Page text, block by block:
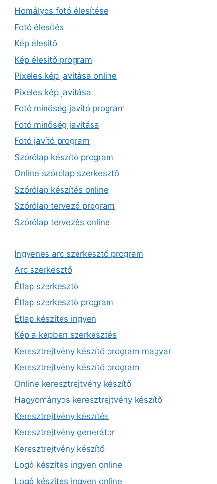
Homályos fotó élesítése
Fotó élesítés
Kép élesítő
Kép élesítő program
Pixeles kép javítása online
Pixeles kép javítása
Fotó minőség javító program
Fotó minőség javítása
Fotó javító program
Szórólap készítő program
Online szórólap szerkesztő
Szórólap készítés online
Szórólap tervező program
Szórólap tervezés online
Ingyenes arc szerkesztő program
Arc szerkesztő
Étlap szerkesztő
Étlap szerkesztő program
Étlap készítés ingyen
Kép a képben szerkesztés
Keresztrejtvény készítő program magyar
Keresztrejtvény készítő program
Online keresztrejtvény készítő
Hagyományos keresztrejtvény készítő
Keresztrejtvény készítés
Keresztrejtvény generátor
Keresztrejtvény készítő
Logó készítés ingyen online
Logó készítés ingyen online